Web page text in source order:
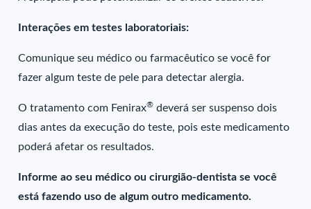
Interações em testes laboratoriais:
Comunique seu médico ou farmacêutico se você for
fazer algum teste de pele para detectar alergia.
O tratamento com Fenirax® deverá ser suspenso dois
dias antes da execução do teste, pois este medicamento
poderá afetar os resultados.
Informe ao seu médico ou cirurgião-dentista se você
está fazendo uso de algum outro medicamento.